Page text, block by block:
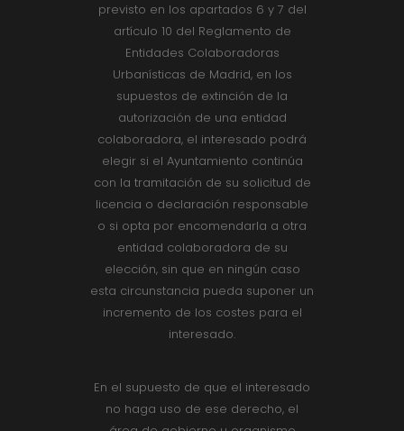
previsto en los apartados 6 y 7 del
artículo 10 del Reglamento de
Entidades Colaboradoras
Urbanísticas de Madrid, en los
supuestos de extinción de la
autorización de una entidad
colaboradora, el interesado podrá
elegir si el Ayuntamiento continúa
con la tramitación de su solicitud de
licencia o declaración responsable
o si opta por encomendarla a otra
entidad colaboradora de su
elección, sin que en ningún caso
esta circunstancia pueda suponer un
incremento de los costes para el
interesado.
En el supuesto de que el interesado
no haga uso de ese derecho, el